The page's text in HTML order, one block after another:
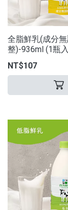
全脂鮮乳(成分
整)-936ml (1瓶
NT$107